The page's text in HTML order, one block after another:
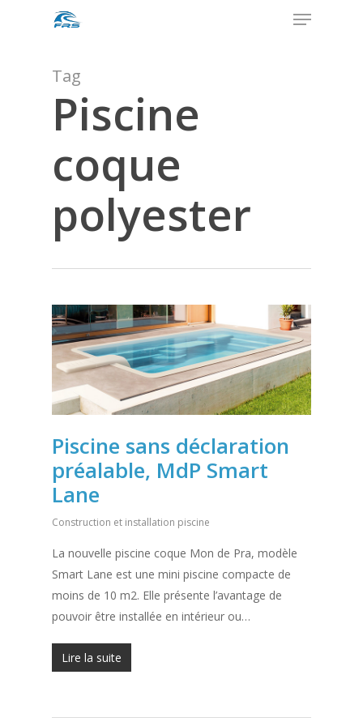
Menu
Tag
Piscine
coque
polyester
Piscine sans déclaration
préalable, MdP Smart
Lane
Construction et installation piscine
La nouvelle piscine coque Mon de Pra, modèle
Smart Lane est une mini piscine compacte de
moins de 10 m2. Elle présente l’avantage de
pouvoir être installée en intérieur ou…
Lire la suite